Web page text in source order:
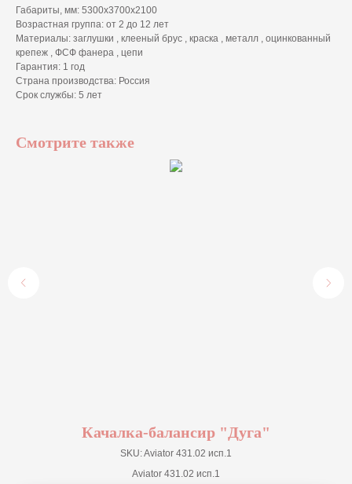
Габариты, мм: 5300х3700х2100
Возрастная группа: от 2 до 12 лет
Материалы: заглушки , клееный брус , краска , металл , оцинкованный
крепеж , ФСФ фанера , цепи
Гарантия: 1 год
Страна производства: Россия
Срок службы: 5 лет
Смотрите также
Качалка-балансир "Дуга"
SKU:Aviator 431.02 исп.1
Aviator 431.02 исп.1